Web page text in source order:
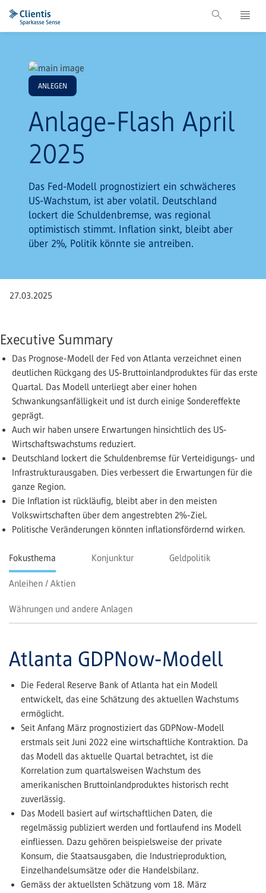
ANLEGEN
Anlage-Flash April
2025
Das Fed-Modell prognostiziert ein schwächeres
US-Wachstum, ist aber volatil. Deutschland
lockert die Schuldenbremse, was regional
optimistisch stimmt. Inflation sinkt, bleibt aber
über 2%, Politik könnte sie antreiben.
27.03.2025
Executive Summary
Das Prognose-Modell der Fed von Atlanta verzeichnet einen
deutlichen Rückgang des US-Bruttoinlandproduktes für das erste
Quartal. Das Modell unterliegt aber einer hohen
Schwankungsanfälligkeit und ist durch einige Sondereffekte
geprägt.
Auch wir haben unsere Erwartungen hinsichtlich des US-
Wirtschaftswachstums reduziert.
Deutschland lockert die Schuldenbremse für Verteidigungs- und
Infrastrukturausgaben. Dies verbessert die Erwartungen für die
ganze Region.
Die Inflation ist rückläufig, bleibt aber in den meisten
Volkswirtschaften über dem angestrebten 2%-Ziel.
Politische Veränderungen könnten inflationsfördernd wirken.
Fokusthema Konjunktur Geldpolitik
Anleihen / Aktien
Währungen und andere Anlagen
Atlanta GDPNow-Modell
Die Federal Reserve Bank of Atlanta hat ein Modell
entwickelt, das eine Schätzung des aktuellen Wachstums
ermöglicht.
Seit Anfang März prognostiziert das GDPNow-Modell
erstmals seit Juni 2022 eine wirtschaftliche Kontraktion. Da
das Modell das aktuelle Quartal betrachtet, ist die
Korrelation zum quartalsweisen Wachstum des
amerikanischen Bruttoinlandproduktes historisch recht
zuverlässig.
Das Modell basiert auf wirtschaftlichen Daten, die
regelmässig publiziert werden und fortlaufend ins Modell
einfliessen. Dazu gehören beispielsweise der private
Konsum, die Staatsausgaben, die Industrieproduktion,
Einzelhandelsumsätze oder die Handelsbilanz.
Gemäss der aktuellsten Schätzung vom 18. März